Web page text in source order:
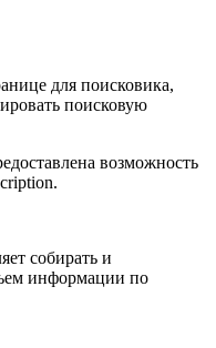
для поисковика,
поисковую
возможность
собирать и
информации по